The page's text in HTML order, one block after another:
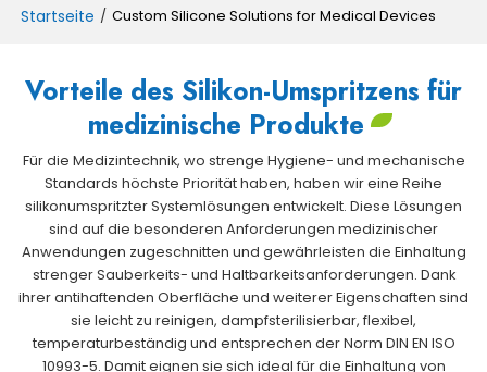
Startseite / Custom Silicone Solutions for Medical Devices
Vorteile des Silikon-Umspritzens für
medizinische Produkte
Für die Medizintechnik, wo strenge Hygiene- und mechanische
Standards höchste Priorität haben, haben wir eine Reihe
silikonumspritzter Systemlösungen entwickelt. Diese Lösungen
sind auf die besonderen Anforderungen medizinischer
Anwendungen zugeschnitten und gewährleisten die Einhaltung
strenger Sauberkeits- und Haltbarkeitsanforderungen. Dank
ihrer antihaftenden Oberfläche und weiterer Eigenschaften sind
sie leicht zu reinigen, dampfsterilisierbar, flexibel,
temperaturbeständig und entsprechen der Norm DIN EN ISO
10993-5. Damit eignen sie sich ideal für die Einhaltung von